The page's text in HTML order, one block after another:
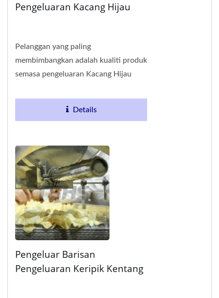
Pengeluaran Kacang Hijau
Pelanggan yang paling
membimbangkan adalah kualiti produk
semasa pengeluaran Kacang Hijau
peningkatan kadar kecacatan...
Details
Pengeluar Barisan
Pengeluaran Keripik Kentang